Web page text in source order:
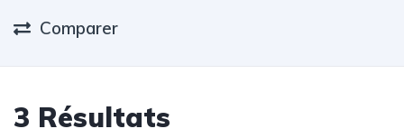
Comparer
3 Résultats